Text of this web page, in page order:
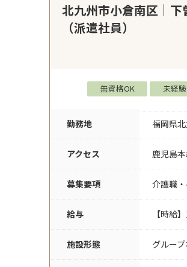
北九州市小倉南区｜
（派遣社員）
無資格OK 未経
勤務地 福岡県
アクセス 鹿児島
募集要項 介護職
給与 【時給
施設形態 グルー